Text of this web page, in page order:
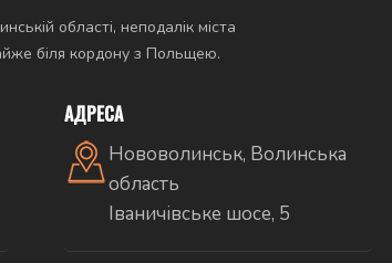
області, неподалік міста
біля кордону з Польщею.
АДРЕСА
Нововолинськ, Волинська
область
Іваничівське шосе, 5